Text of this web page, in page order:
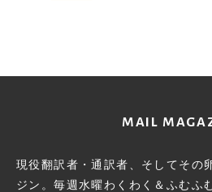
MAIL
現役翻訳者・通訳者、そしてその
ジン。毎週水曜わくわく＆ふむふ